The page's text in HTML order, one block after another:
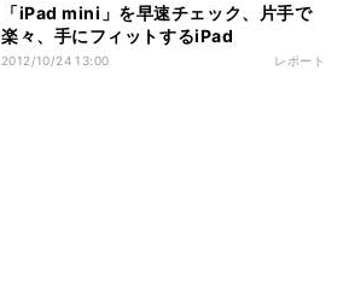
「iPad mini」を早速チェック、片手で
楽々、手にフィットするiPad
2012/10/24 13:00 レポート